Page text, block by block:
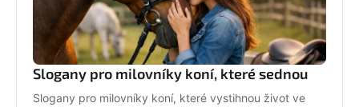
Slogany pro milovníky koní, které sednou
Slogany pro milovníky koní, které vystihnou život ve